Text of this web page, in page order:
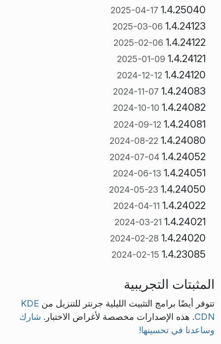
1.4.25040
2025-04-17
1.4.24123
2025-03-06
1.4.24122
2025-02-06
1.4.24121
2025-01-09
1.4.24120
2024-12-12
1.4.24083
2024-11-07
1.4.24082
2024-10-10
1.4.24081
2024-09-12
1.4.24080
2024-08-22
1.4.24052
2024-07-04
1.4.24051
2024-06-13
1.4.24050
2024-05-23
1.4.24022
2024-04-11
1.4.24021
2024-03-21
1.4.24020
2024-02-28
1.4.23085
2024-02-15
المثبتات التجريبية
تتوفر أيضًا برامج التثبيت الليلية جرنتر للتنزيل من KDE
CDN. هذه الإصدارات مخصصة لأغراض الاختبار. شارك
وساعدنا في تحسينها!